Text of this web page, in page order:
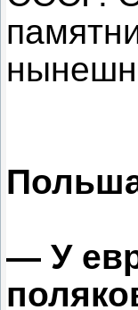
— У